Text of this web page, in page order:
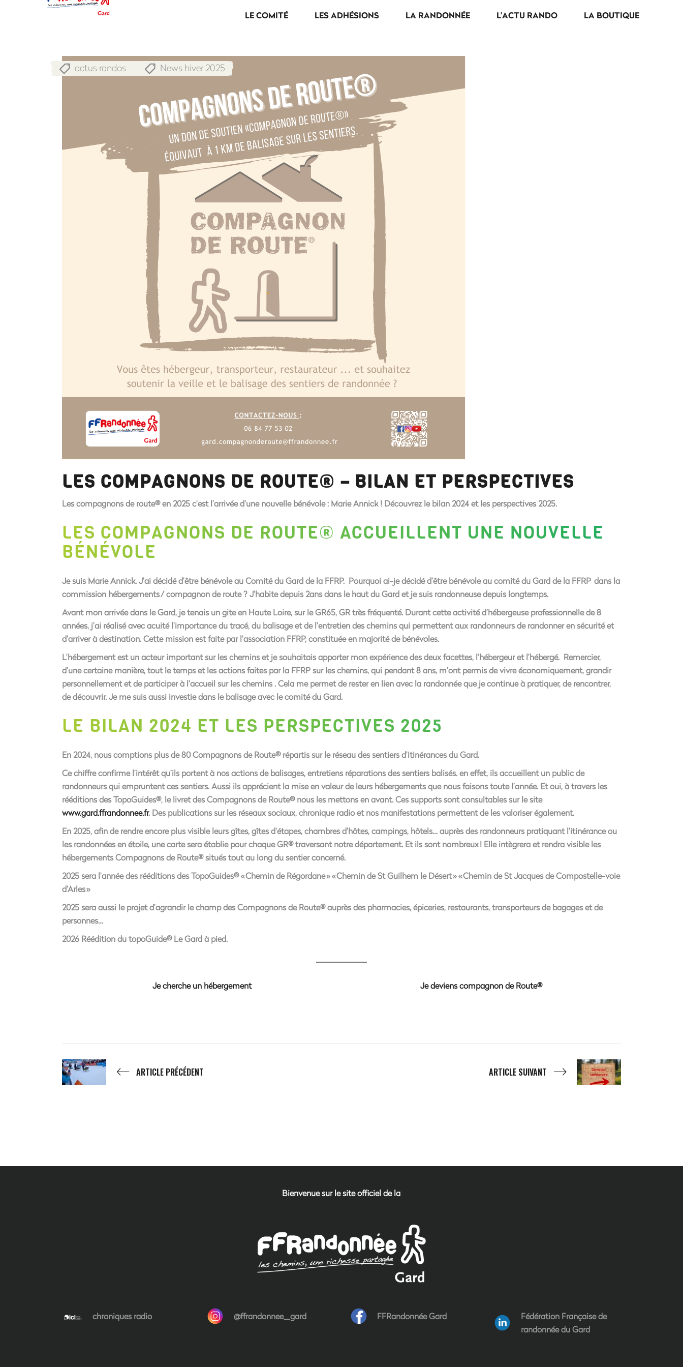
LE COMITÉ LES ADHÉSIONS LA RANDONNÉE L’ACTU RANDO LA BOUTIQUE
actus randos News hiver 2025
LES COMPAGNONS DE ROUTE® – BILAN ET PERSPECTIVES
Les compagnons de route® en 2025 c’est l’arrivée d’une nouvelle bénévole : Marie Annick ! Découvrez le bilan 2024 et les perspectives 2025.
LES COMPAGNONS DE ROUTE® ACCUEILLENT UNE NOUVELLE
BÉNÉVOLE
Je suis Marie Annick. J’ai décidé d’être bénévole au Comité du Gard de la FFRP. Pourquoi ai-je décidé d’être bénévole au comité du Gard de la FFRP dans la
commission hébergements / compagnon de route ? J’habite depuis 2ans dans le haut du Gard et je suis randonneuse depuis longtemps.
Avant mon arrivée dans le Gard, je tenais un gite en Haute Loire, sur le GR65, GR très fréquenté. Durant cette activité d’hébergeuse professionnelle de 8
années, j’ai réalisé avec acuité l’importance du tracé, du balisage et de l’entretien des chemins qui permettent aux randonneurs de randonner en sécurité et
d’arriver à destination. Cette mission est faite par l’association FFRP, constituée en majorité de bénévoles.
L’hébergement est un acteur important sur les chemins et je souhaitais apporter mon expérience des deux facettes, l’hébergeur et l’hébergé. Remercier,
d’une certaine manière, tout le temps et les actions faites par la FFRP sur les chemins, qui pendant 8 ans, m’ont permis de vivre économiquement, grandir
personnellement et de participer à l’accueil sur les chemins . Cela me permet de rester en lien avec la randonnée que je continue à pratiquer, de rencontrer,
de découvrir. Je me suis aussi investie dans le balisage avec le comité du Gard.
LE BILAN 2024 ET LES PERSPECTIVES 2025
En 2024, nous comptions plus de 80 Compagnons de Route® répartis sur le réseau des sentiers d’itinérances du Gard.
Ce chiffre confirme l’intérêt qu’ils portent à nos actions de balisages, entretiens réparations des sentiers balisés. en effet, ils accueillent un public de
randonneurs qui empruntent ces sentiers. Aussi ils apprécient la mise en valeur de leurs hébergements que nous faisons toute l’année. Et oui, à travers les
rééditions des TopoGuides®, le livret des Compagnons de Route® nous les mettons en avant. Ces supports sont consultables sur le site
www.gard.ffrandonnee.fr. Des publications sur les réseaux sociaux, chronique radio et nos manifestations permettent de les valoriser également.
En 2025, afin de rendre encore plus visible leurs gîtes, gîtes d’étapes, chambres d’hôtes, campings, hôtels… auprès des randonneurs pratiquant l’itinérance ou
les randonnées en étoile, une carte sera établie pour chaque GR® traversant notre département. Et ils sont nombreux ! Elle intègrera et rendra visible les
hébergements Compagnons de Route® situés tout au long du sentier concerné.
2025 sera l’année des rééditions des TopoGuides® « Chemin de Régordane » « Chemin de St Guilhem le Désert » « Chemin de St Jacques de Compostelle-voie
d’Arles »
2025 sera aussi le projet d’agrandir le champ des Compagnons de Route® auprès des pharmacies, épiceries, restaurants, transporteurs de bagages et de
personnes…
2026 Réédition du topoGuide® Le Gard à pied.
Je cherche un hébergement Je deviens compagnon de Route®
ARTICLE PRÉCÉDENT ARTICLE SUIVANT
Bienvenue sur le site officiel de la
chroniques radio @ffrandonnee_gard FFRandonnée Gard
Fédération Française de
randonnée du Gard